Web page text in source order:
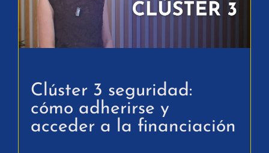
Clúster 3 seguridad:
cómo adherirse y
acceder a la financiación